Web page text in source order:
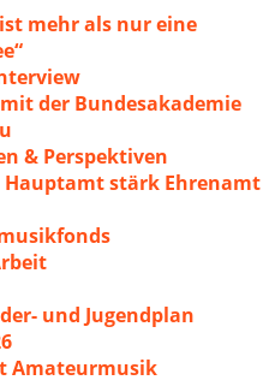
mehr als nur eine
der Bundesakademie
& Perspektiven
stärk Ehrenamt
und Jugendplan
Amateurmusik